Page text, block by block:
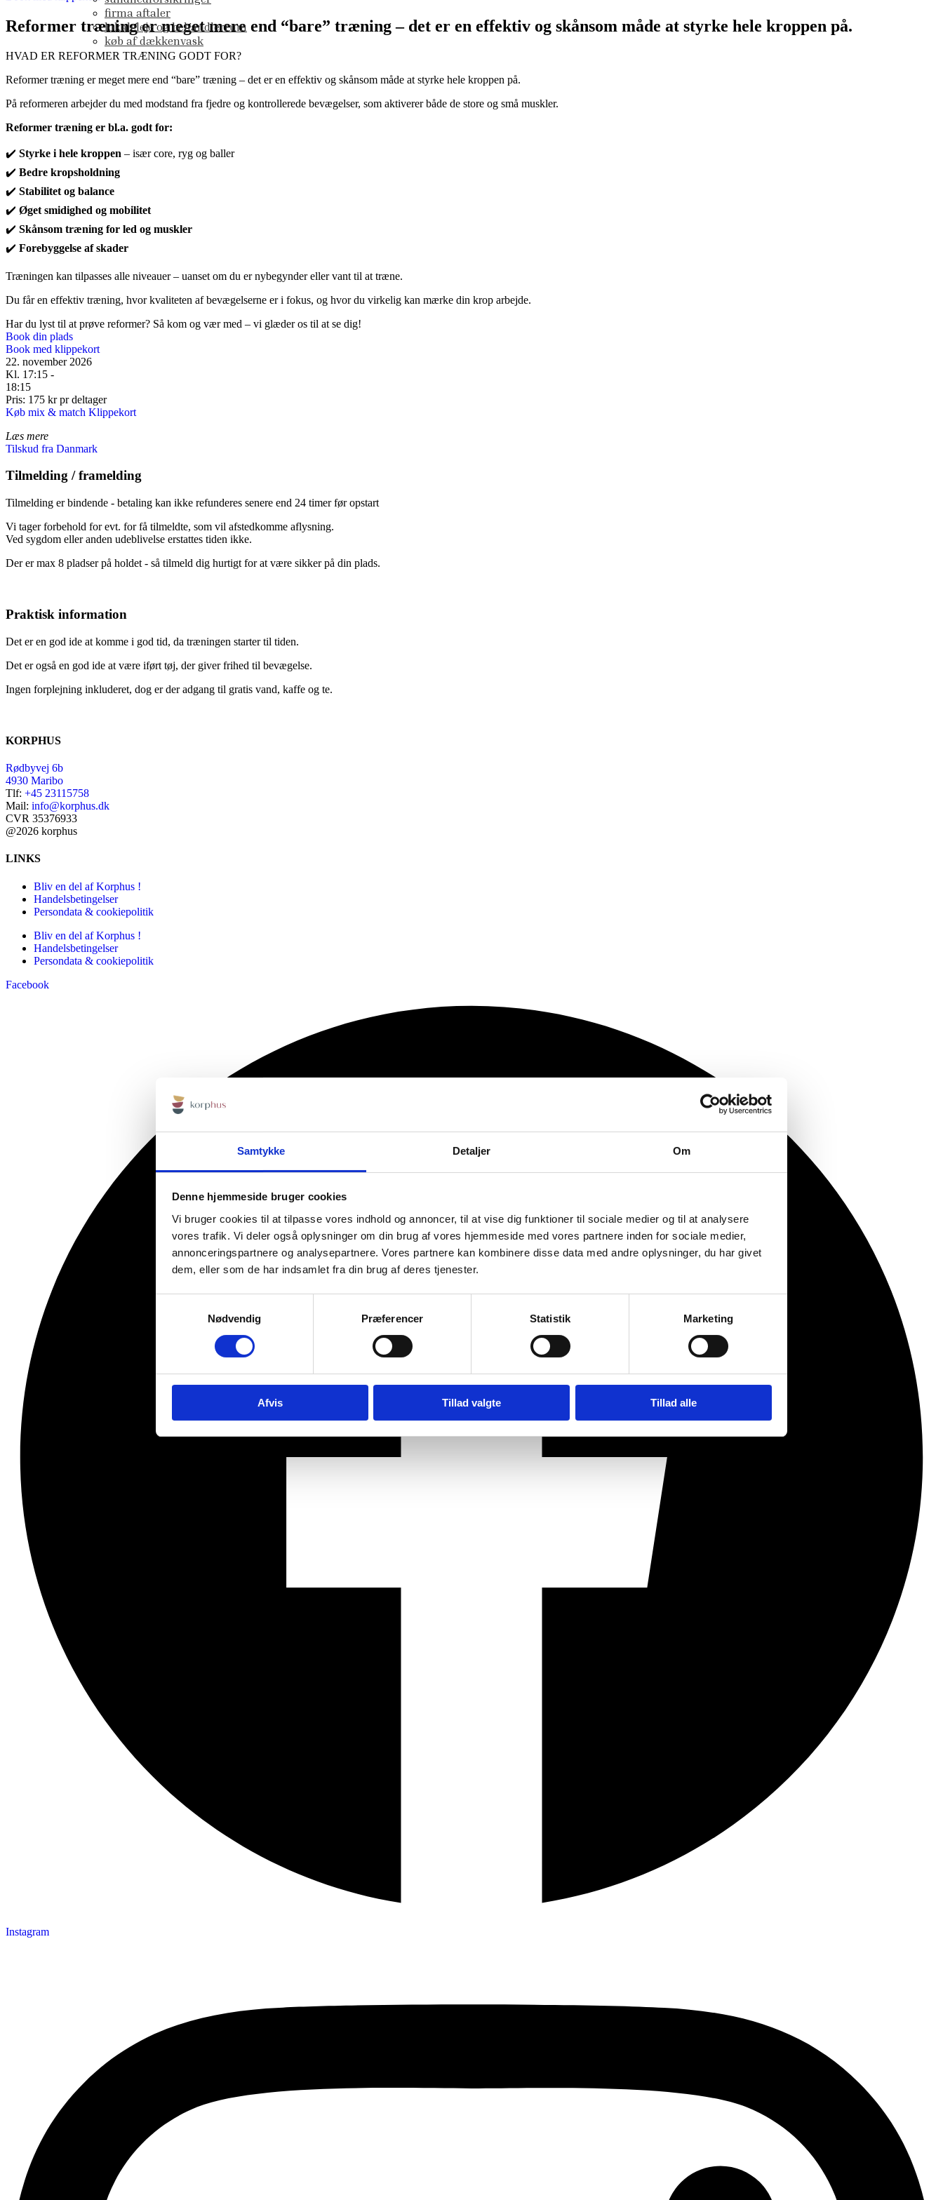
Samtykke Detaljer Om
Denne hjemmeside bruger cookies
Vi bruger cookies til at tilpasse vores indhold og annoncer, til at vise dig funktioner til sociale medier og til at analysere
vores trafik. Vi deler også oplysninger om din brug af vores hjemmeside med vores partnere inden for sociale medier,
annonceringspartnere og analysepartnere. Vores partnere kan kombinere disse data med andre oplysninger, du har givet
dem, eller som de har indsamlet fra din brug af deres tjenester.
Nødvendig
Præferencer Statistik Marketing
Afvis Tillad valgte Tillad alle
firma aftaler
lokaleleje og behandlerrum
køb af dækkenvask
Reformer træning er meget mere end “bare” træning – det er en effektiv og skånsom måde at styrke hele kroppen på.
HVAD ER REFORMER TRÆNING GODT FOR?
Reformer træning er meget mere end “bare” træning – det er en effektiv og skånsom måde at styrke hele kroppen på.
På reformeren arbejder du med modstand fra fjedre og kontrollerede bevægelser, som aktiverer både de store og små muskler.
Reformer træning er bl.a. godt for:
✔️ Styrke i hele kroppen – især core, ryg og baller
✔️ Bedre kropsholdning
✔️ Stabilitet og balance
✔️ Øget smidighed og mobilitet
✔️ Skånsom træning for led og muskler
✔️ Forebyggelse af skader
Træningen kan tilpasses alle niveauer – uanset om du er nybegynder eller vant til at træne.
Du får en effektiv træning, hvor kvaliteten af bevægelserne er i fokus, og hvor du virkelig kan mærke din krop arbejde.
Har du lyst til at prøve reformer? Så kom og vær med – vi glæder os til at se dig!
Book din plads
Book med klippekort
22. november 2026
Kl. 17:15 -
18:15
Pris: 175 kr pr deltager
Køb mix & match Klippekort
Læs mere
Tilskud fra Danmark
Tilmelding / framelding
Tilmelding er bindende - betaling kan ikke refunderes senere end 24 timer før opstart
Vi tager forbehold for evt. for få tilmeldte, som vil afstedkomme aflysning.
Ved sygdom eller anden udeblivelse erstattes tiden ikke.
Der er max 8 pladser på holdet - så tilmeld dig hurtigt for at være sikker på din plads.
Praktisk information
Det er en god ide at komme i god tid, da træningen starter til tiden.
Det er også en god ide at være iført tøj, der giver frihed til bevægelse.
Ingen forplejning inkluderet, dog er der adgang til gratis vand, kaffe og te.
KORPHUS
Rødbyvej 6b
4930 Maribo
Tlf: +45 23115758
Mail: info@korphus.dk
CVR 35376933
@2026 korphus
LINKS
Bliv en del af Korphus !
Handelsbetingelser
Persondata & cookiepolitik
Bliv en del af Korphus !
Handelsbetingelser
Persondata & cookiepolitik
Facebook
Instagram